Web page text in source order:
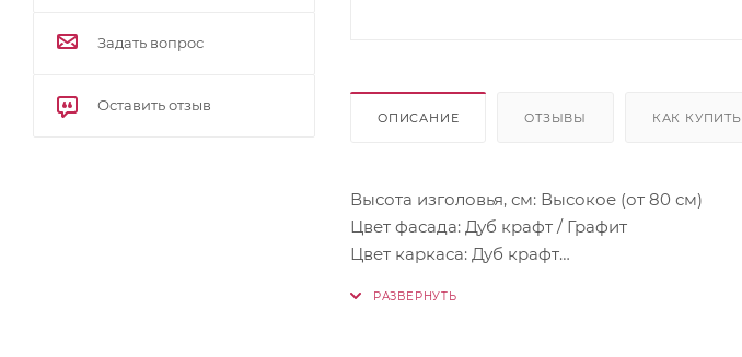
ОПИСАНИЕ ОТЗЫВЫ КАК КУПИТЬ
Высота изголовья, см: Высокое (от 80 см)
Цвет фасада: Дуб крафт / Графит
Цвет каркаса: Дуб крафт
Задать вопрос
Оставить отзыв